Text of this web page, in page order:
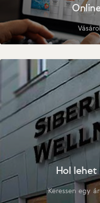
Hol lehet
Keressen egy